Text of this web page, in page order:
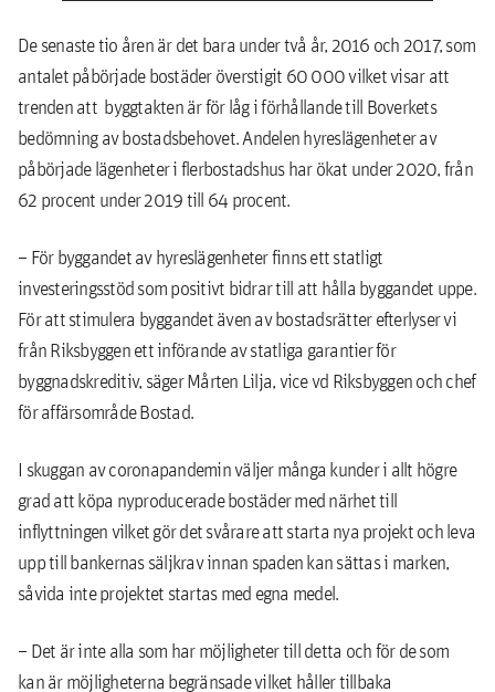
De senaste tio åren är det bara under två år, 2016 och 2017, som
antalet påbörjade bostäder överstigit 60 000 vilket visar att
trenden att byggtakten är för låg i förhållande till Boverkets
bedömning av bostadsbehovet. Andelen hyreslägenheter av
påbörjade lägenheter i flerbostadshus har ökat under 2020, från
62 procent under 2019 till 64 procent.
– För byggandet av hyreslägenheter finns ett statligt
investeringsstöd som positivt bidrar till att hålla byggandet uppe.
För att stimulera byggandet även av bostadsrätter efterlyser vi
från Riksbyggen ett införande av statliga garantier för
byggnadskreditiv, säger Mårten Lilja, vice vd Riksbyggen och chef
för affärsområde Bostad.
I skuggan av coronapandemin väljer många kunder i allt högre
grad att köpa nyproducerade bostäder med närhet till
inflyttningen vilket gör det svårare att starta nya projekt och leva
upp till bankernas säljkrav innan spaden kan sättas i marken,
såvida inte projektet startas med egna medel.
– Det är inte alla som har möjligheter till detta och för de som
kan är möjligheterna begränsade vilket håller tillbaka